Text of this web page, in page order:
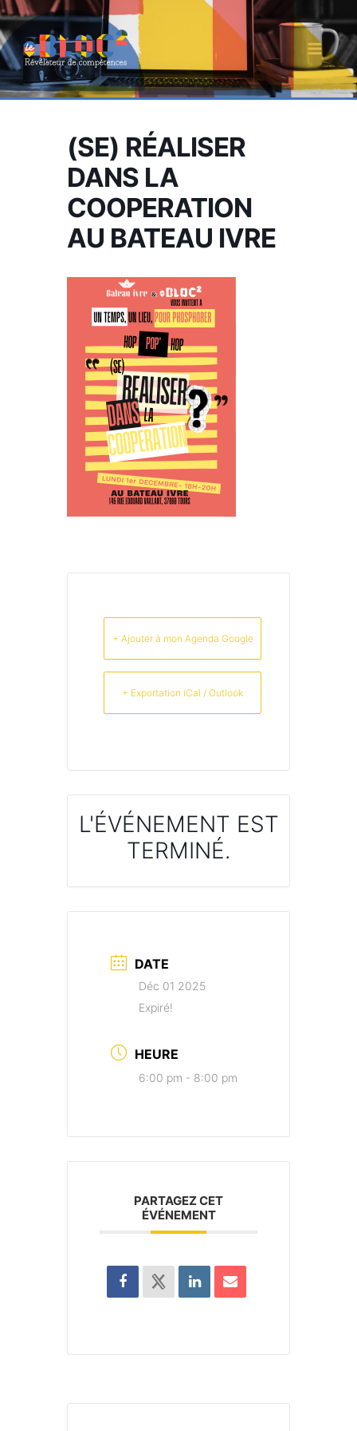
Aller
au
contenu
(SE) RÉALISER
DANS LA
COOPERATION
AU BATEAU IVRE
+ Ajouter à mon Agenda Google
+ Exportation iCal / Outlook
L'ÉVÉNEMENT EST
TERMINÉ.
DATE
Déc 01 2025
Expiré!
HEURE
6:00 pm - 8:00 pm
PARTAGEZ CET
ÉVÉNEMENT